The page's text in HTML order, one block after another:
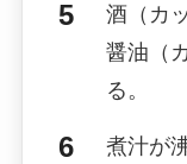
酒（カ
醤油（
る。
煮汁が